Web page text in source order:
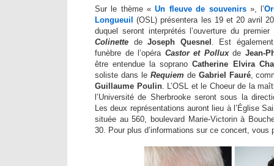
Sur le thème «Un fleuve de souvenirs», l’
Longueuil
(OSL) présentera les 19 et 20 avril
duquel seront interprétés l’ouverture du
Colinette deJoseph Quesnel
. Est
funèbre de l’opéra Castor et Pollux de Jean-
être entendue la sopranoCatherine Elvira
soliste dans leRequiem de Gabriel Fauré,
Guillaume Poulin. L’OSL et le Choeur de la
l’Université de Sherbrooke seront sous la
Les deux représentations auront lieu à l’Église
située au 560, boulevard Marie-Victorin à
30. Pour plus d’informations sur ce concert, vous